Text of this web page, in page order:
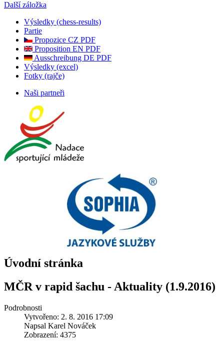
Další záložka
Výsledky (chess-results)
Partie
Propozice CZ PDF
Proposition EN PDF
Ausschreibung DE PDF
Výsledky (excel)
Fotky (rajče)
Naši partneři
Úvodní stránka
MČR v rapid šachu - Aktuality (1.9.2016)
Podrobnosti
Vytvořeno: 2. 8. 2016 17:09
Napsal Karel Nováček
Zobrazení: 4375